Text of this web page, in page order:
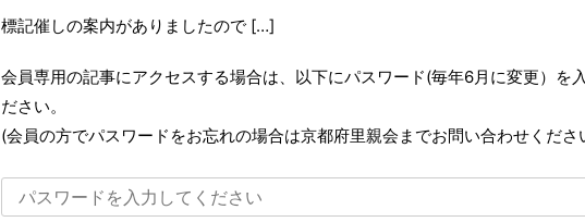
標記催しの案内がありましたので […]
会員専用の記事にアクセスする場合は、以下にパスワード(毎年6月に変更）を
ださい。
(会員の方でパスワードをお忘れの場合は京都府里親会までお問い合わせくださ